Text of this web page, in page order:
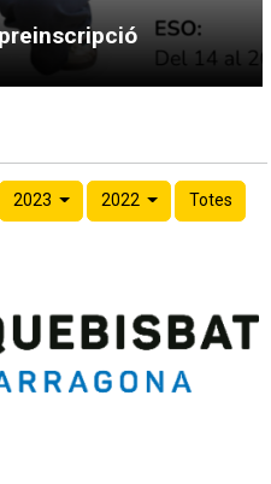
2023 2022 Totes